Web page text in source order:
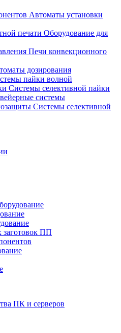
Автоматы установки
Оборудование для
Печи конвекционного
дозирования
пайки волной
Системы селективной пайки
системы
Системы селективной
заготовок ПП
ПК и серверов